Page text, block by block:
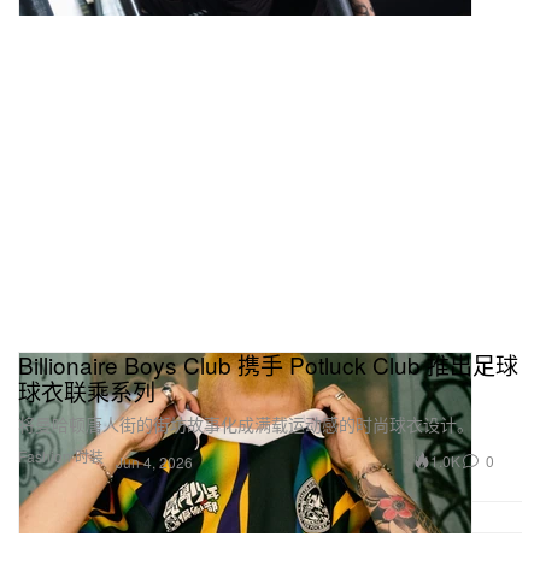
Fashion 时装
Billionaire Boys Club 携手 Potluck Club 推出足球
球衣联乘系列
将曼哈顿唐人街的街坊故事化成满载运动感的时尚球衣设计。
Jun 4, 2026 1.0K 0